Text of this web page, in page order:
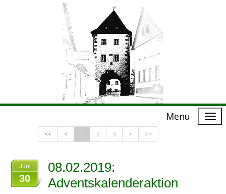
Menu
<< < 1 2 3 > >>
Juni
30
08.02.2019:
Adventskalenderaktion